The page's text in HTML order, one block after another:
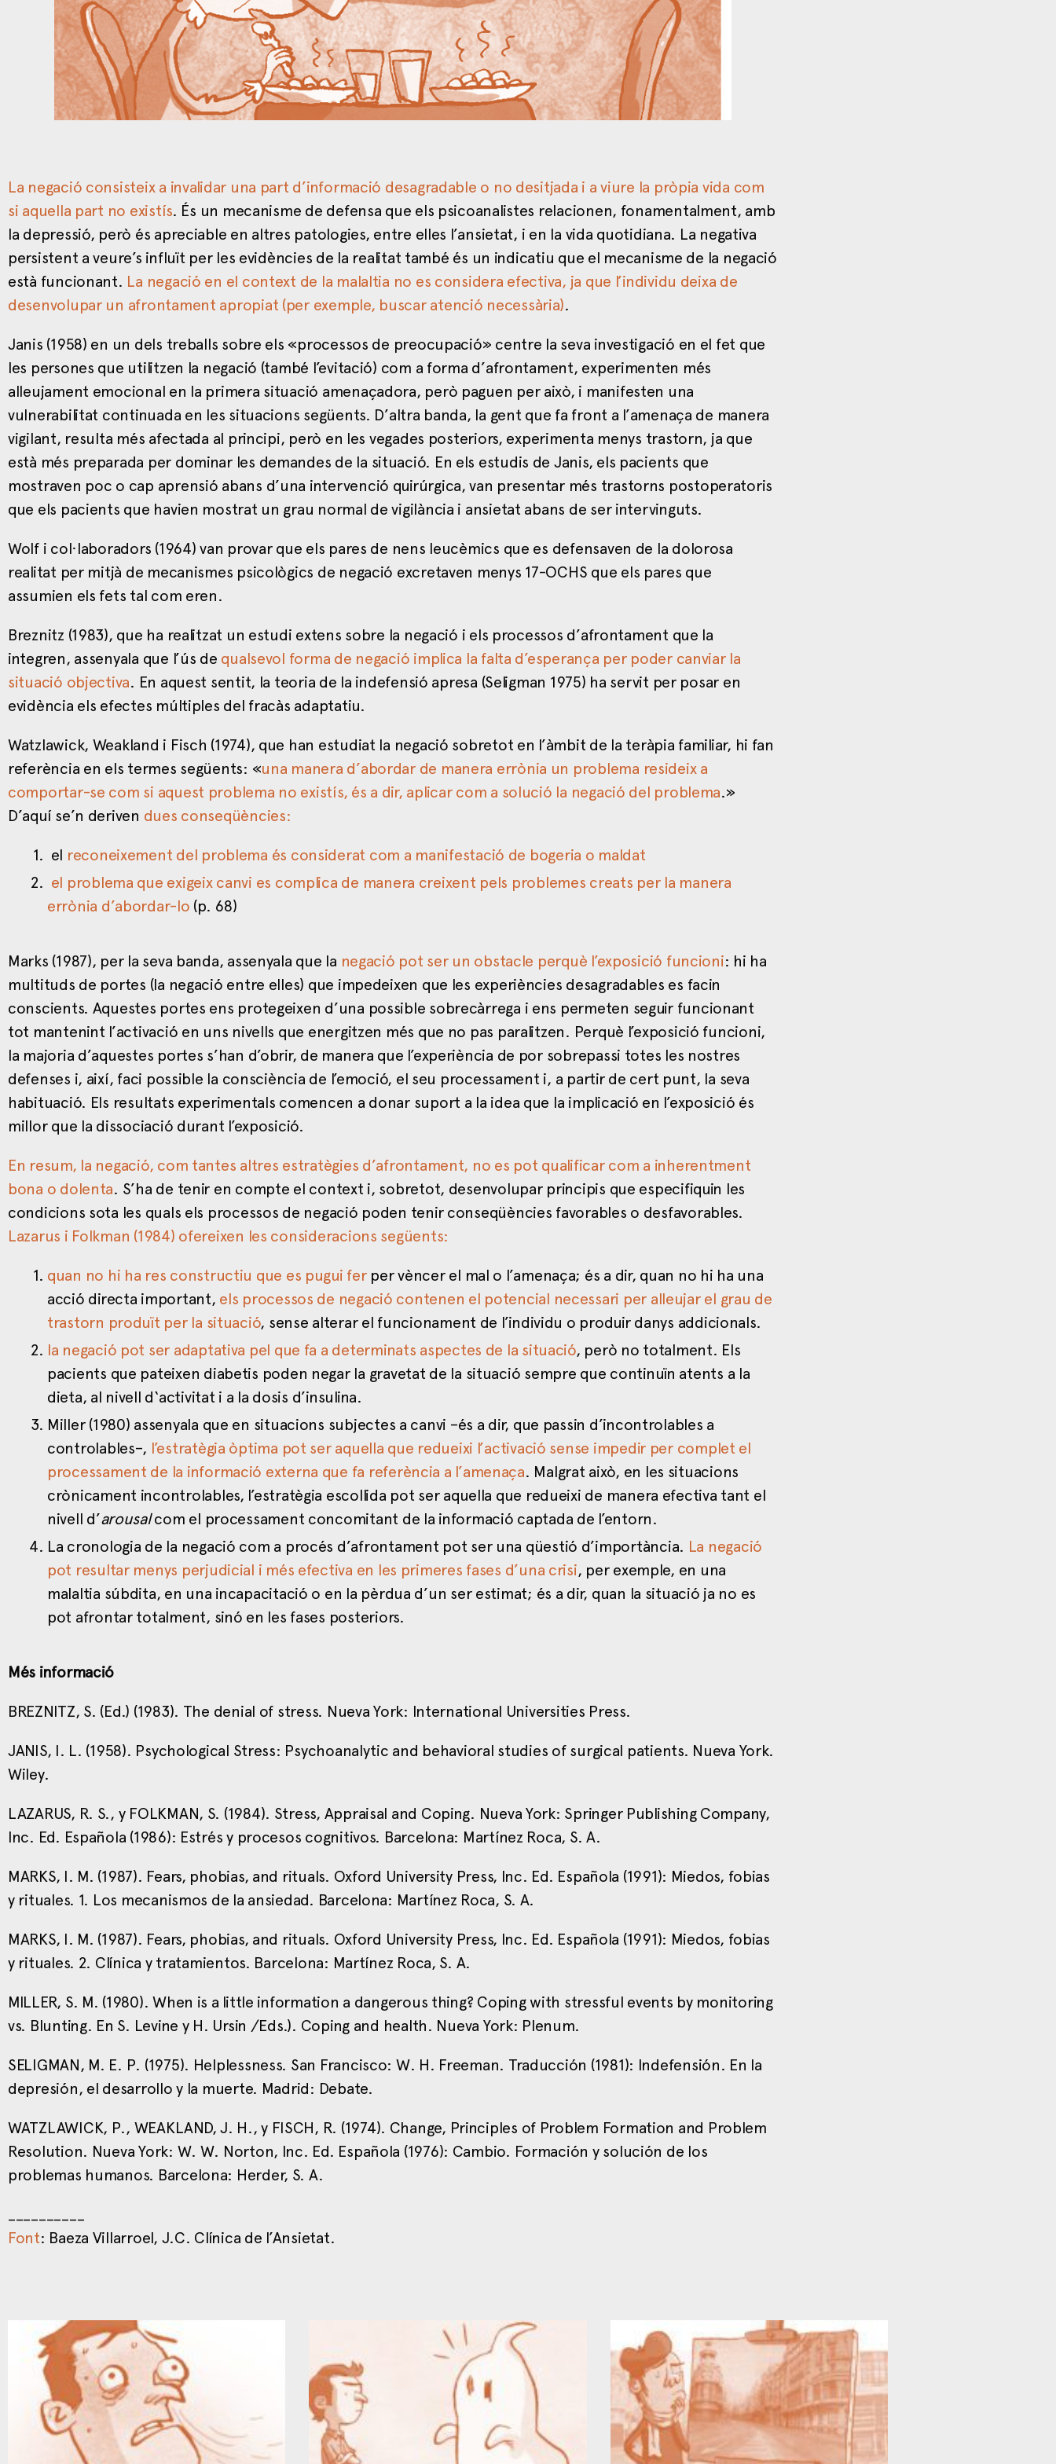
La negació consisteix a invalidar una part d’informació desagradable o no desitjada i a viure la pròpia vida com
si aquella part no existís. És un mecanisme de defensa que els psicoanalistes relacionen, fonamentalment, amb
la depressió, però és apreciable en altres patologies, entre elles l’ansietat, i en la vida quotidiana. La negativa
persistent a veure’s influït per les evidències de la realitat també és un indicatiu que el mecanisme de la negació
està funcionant. La negació en el context de la malaltia no es considera efectiva, ja que l’individu deixa de
desenvolupar un afrontament apropiat (per exemple, buscar atenció necessària).
Janis (1958) en un dels treballs sobre els «processos de preocupació» centre la seva investigació en el fet que
les persones que utilitzen la negació (també l’evitació) com a forma d’afrontament, experimenten més
alleujament emocional en la primera situació amenaçadora, però paguen per això, i manifesten una
vulnerabilitat continuada en les situacions següents. D’altra banda, la gent que fa front a l’amenaça de manera
vigilant, resulta més afectada al principi, però en les vegades posteriors, experimenta menys trastorn, ja que
està més preparada per dominar les demandes de la situació. En els estudis de Janis, els pacients que
mostraven poc o cap aprensió abans d’una intervenció quirúrgica, van presentar més trastorns postoperatoris
que els pacients que havien mostrat un grau normal de vigilància i ansietat abans de ser intervinguts.
Wolf i col·laboradors (1964) van provar que els pares de nens leucèmics que es defensaven de la dolorosa
realitat per mitjà de mecanismes psicològics de negació excretaven menys 17-OCHS que els pares que
assumien els fets tal com eren.
Breznitz (1983), que ha realitzat un estudi extens sobre la negació i els processos d’afrontament que la
integren, assenyala que l’ús de qualsevol forma de negació implica la falta d’esperança per poder canviar la
situació objectiva. En aquest sentit, la teoria de la indefensió apresa (Seligman 1975) ha servit per posar en
evidència els efectes múltiples del fracàs adaptatiu.
Watzlawick, Weakland i Fisch (1974), que han estudiat la negació sobretot en l’àmbit de la teràpia familiar, hi fan
referència en els termes següents: «una manera d’abordar de manera errònia un problema resideix a
comportar-se com si aquest problema no existís, és a dir, aplicar com a solució la negació del problema.»
D’aquí se’n deriven dues conseqüències:
el reconeixement del problema és considerat com a manifestació de bogeria o maldat
el problema que exigeix canvi es complica de manera creixent pels problemes creats per la manera
errònia d’abordar-lo (p. 68)
Marks (1987), per la seva banda, assenyala que la negació pot ser un obstacle perquè l’exposició funcioni: hi ha
multituds de portes (la negació entre elles) que impedeixen que les experiències desagradables es facin
conscients. Aquestes portes ens protegeixen d’una possible sobrecàrrega i ens permeten seguir funcionant
tot mantenint l’activació en uns nivells que energitzen més que no pas paralitzen. Perquè l’exposició funcioni,
la majoria d’aquestes portes s’han d’obrir, de manera que l’experiència de por sobrepassi totes les nostres
defenses i, així, faci possible la consciència de l’emoció, el seu processament i, a partir de cert punt, la seva
habituació. Els resultats experimentals comencen a donar suport a la idea que la implicació en l’exposició és
millor que la dissociació durant l’exposició.
En resum, la negació, com tantes altres estratègies d’afrontament, no es pot qualificar com a inherentment
bona o dolenta. S’ha de tenir en compte el context i, sobretot, desenvolupar principis que especifiquin les
condicions sota les quals els processos de negació poden tenir conseqüències favorables o desfavorables.
Lazarus i Folkman (1984) ofereixen les consideracions següents:
quan no hi ha res constructiu que es pugui ferper vèncer el mal o l’amenaça; és a dir, quan no hi ha una
acció directa important, els processos de negació contenen el potencial necessari per alleujar el grau de
trastorn produït per la situació, sense alterar el funcionament de l’individu o produir danys addicionals.
la negació pot ser adaptativa pel que fa a determinats aspectes de la situació, però no totalment. Els
pacients que pateixen diabetis poden negar la gravetat de la situació sempre que continuïn atents a la
dieta, al nivell d‘activitat i a la dosis d’insulina.
Miller (1980) assenyala que en situacions subjectes a canvi –és a dir, que passin d’incontrolables a
controlables–, l’estratègia òptima pot ser aquella que redueixi l’activació sense impedir per complet el
processament de la informació externa que fa referència a l’amenaça. Malgrat això, en les situacions
crònicament incontrolables, l’estratègia escollida pot ser aquella que redueixi de manera efectiva tant el
nivell d’arousalcom el processament concomitant de la informació captada de l’entorn.
La cronologia de la negació com a procés d’afrontament pot ser una qüestió d’importància. La negació
pot resultar menys perjudicial i més efectiva en les primeres fases d’una crisi, per exemple, en una
malaltia súbdita, en una incapacitació o en la pèrdua d’un ser estimat; és a dir, quan la situació ja no es
pot afrontar totalment, sinó en les fases posteriors.
Més informació
BREZNITZ, S. (Ed.) (1983). The denial of stress. Nueva York: International Universities Press.
JANIS, I. L. (1958). Psychological Stress: Psychoanalytic and behavioral studies of surgical patients. Nueva York.
Wiley.
LAZARUS, R. S., y FOLKMAN, S. (1984). Stress, Appraisal and Coping. Nueva York: Springer Publishing Company,
Inc. Ed. Española (1986): Estrés y procesos cognitivos. Barcelona: Martínez Roca, S. A.
MARKS, I. M. (1987). Fears, phobias, and rituals. Oxford University Press, Inc. Ed. Española (1991): Miedos, fobias
y rituales. 1. Los mecanismos de la ansiedad. Barcelona: Martínez Roca, S. A.
MARKS, I. M. (1987). Fears, phobias, and rituals. Oxford University Press, Inc. Ed. Española (1991): Miedos, fobias
y rituales. 2. Clínica y tratamientos. Barcelona: Martínez Roca, S. A.
MILLER, S. M. (1980). When is a little information a dangerous thing? Coping with stressful events by monitoring
vs. Blunting. En S. Levine y H. Ursin /Eds.). Coping and health. Nueva York: Plenum.
SELIGMAN, M. E. P. (1975). Helplessness. San Francisco: W. H. Freeman. Traducción (1981): Indefensión. En la
depresión, el desarrollo y la muerte. Madrid: Debate.
WATZLAWICK, P., WEAKLAND, J. H., y FISCH, R. (1974). Change, Principles of Problem Formation and Problem
Resolution. Nueva York: W. W. Norton, Inc. Ed. Española (1976): Cambio. Formación y solución de los
problemas humanos. Barcelona: Herder, S. A.
__________
Font: Baeza Villarroel, J.C. Clínica de l’Ansietat.